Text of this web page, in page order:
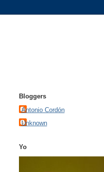
Bloggers
Antonio Cordón
Unknown
Yo